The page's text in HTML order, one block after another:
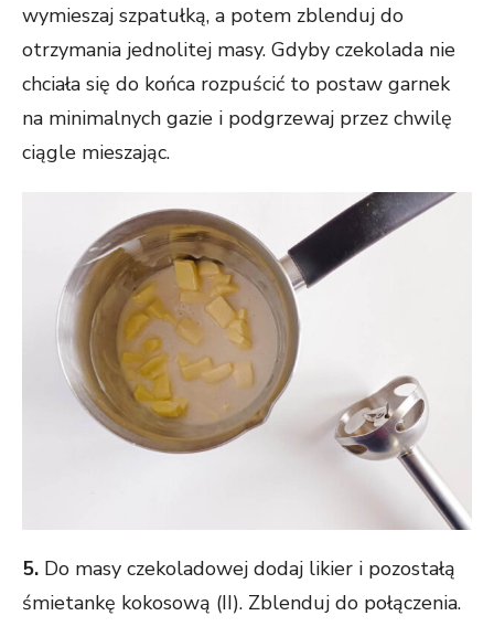
wymieszaj szpatułką, a potem zblenduj do
otrzymania jednolitej masy. Gdyby czekolada nie
chciała się do końca rozpuścić to postaw garnek
na minimalnych gazie i podgrzewaj przez chwilę
ciągle mieszając.
5. Do masy czekoladowej dodaj likier i pozostałą
śmietankę kokosową (II). Zblenduj do połączenia.